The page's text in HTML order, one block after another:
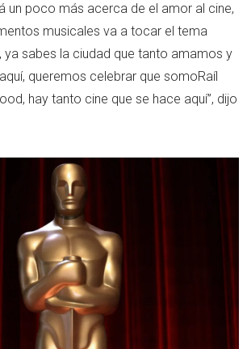
un poco más acerca de el amor al cine,
musicales va a tocar el tema
ya sabes la ciudad que tanto amamos y
queremos celebrar que somoRaíl
hay tanto cine que se hace aquí”, dijo